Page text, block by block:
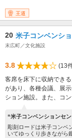
王道
20 米子コンベンシ
末広町／文化施設
3.8
(13
客席を床下に収納でき
があり、各種会議、展
ション施設。また、コ
“米子コンベンションセ
彫刻ロードは米子コンベ
いてゆっくり歩きながら鑑